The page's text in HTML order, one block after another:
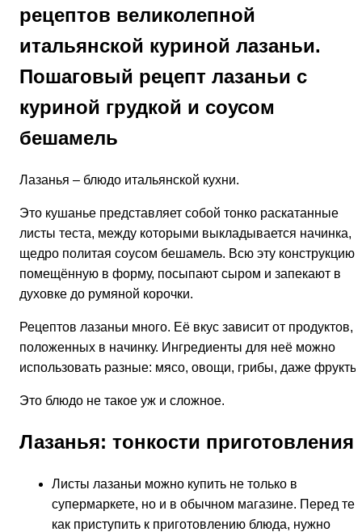
рецептов великолепной
итальянской куриной лазаньи.
Пошаговый рецепт лазаньи с
куриной грудкой и соусом
бешамель
Лазанья – блюдо итальянской кухни.
Это кушанье представляет собой тонко раскатанные
листы теста, между которыми выкладывается начинка,
щедро политая соусом бешамель. Всю эту конструкцию,
помещённую в форму, посыпают сыром и запекают в
духовке до румяной корочки.
Рецептов лазаньи много. Её вкус зависит от продуктов,
положенных в начинку. Ингредиенты для неё можно
использовать разные: мясо, овощи, грибы, даже фрукты.
Это блюдо не такое уж и сложное.
Лазанья: тонкости приготовления
Листы лазаньи можно купить не только в
супермаркете, но и в обычном магазине. Перед
как приступить к приготовлению блюда, нужно